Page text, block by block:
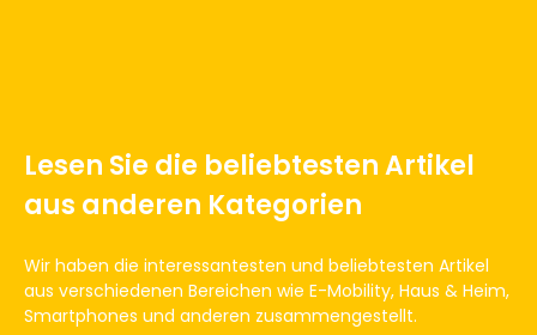
Lesen Sie die beliebtesten Artikel
aus anderen Kategorien
Wir haben die interessantesten und beliebtesten Artikel
aus verschiedenen Bereichen wie E-Mobility, Haus & Heim,
Smartphones und anderen zusammengestellt.